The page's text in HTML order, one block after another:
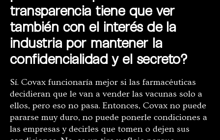
transparencia tiene que ver
también con el interés de la
industria por mantener la
confidencialidad y el secreto?
Sí. Covax funcionaría mejor si las farmacéuticas
decidieran que le van a vender las vacunas solo a
ellos, pero eso no pasa. Entonces, Covax no puede
pararse muy duro, no puede ponerle condiciones a
las empresas y decirles que tomen o dejen sus